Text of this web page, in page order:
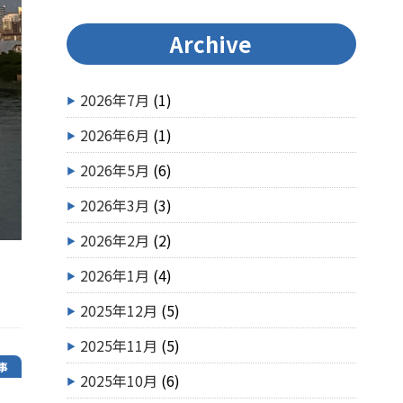
Archive
2026年7月 (1)
2026年6月 (1)
2026年5月 (6)
2026年3月 (3)
2026年2月 (2)
2026年1月 (4)
2025年12月 (5)
2025年11月 (5)
2025年10月 (6)